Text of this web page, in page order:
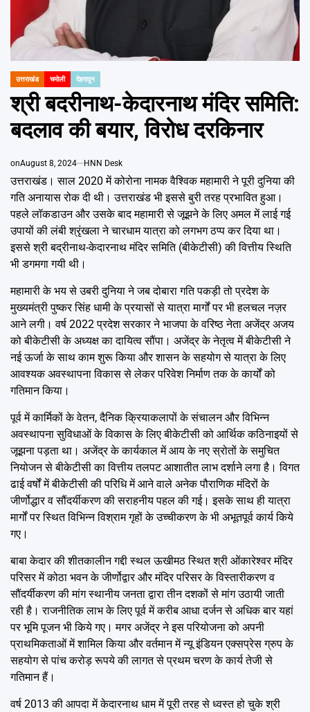
POSTED
उत्तराखंड चमोली देहरादून
श्री बदरीनाथ-केदारनाथ मंदिर समिति:
बदलाव की बयार, विरोध दरकिनार
onAugust 8, 2024 HNN Desk
उत्तराखंड। साल 2020 में कोरोना नामक वैश्विक महामारी ने पूरी दुनिया की
गति अनायास रोक दी थी। उत्तराखंड भी इससे बुरी तरह प्रभावित हुआ।
पहले लॉकडाउन और उसके बाद महामारी से जूझने के लिए अमल में लाई गई
उपायों की लंबी श्रृंखला ने चारधाम यात्रा को लगभग ठप्प कर दिया था।
इससे श्री बद्रीनाथ-केदारनाथ मंदिर समिति (बीकेटीसी) की वित्तीय स्थिति
भी डगमगा गयी थी।
महामारी के भय से उबरी दुनिया ने जब दोबारा गति पकड़ी तो प्रदेश के
मुख्यमंत्री पुष्कर सिंह धामी के प्रयासों से यात्रा मार्गों पर भी हलचल नज़र
आने लगी। वर्ष 2022 प्रदेश सरकार ने भाजपा के वरिष्ठ नेता अजेंद्र अजय
को बीकेटीसी के अध्यक्ष का दायित्व सौंपा। अजेंद्र के नेतृत्व में बीकेटीसी ने
नई ऊर्जा के साथ काम शुरू किया और शासन के सहयोग से यात्रा के लिए
आवश्यक अवस्थापना विकास से लेकर परिवेश निर्माण तक के कार्यों को
गतिमान किया।
पूर्व में कार्मिकों के वेतन, दैनिक क्रियाकलापों के संचालन और विभिन्न
अवस्थापना सुविधाओं के विकास के लिए बीकेटीसी को आर्थिक कठिनाइयों से
जूझना पड़ता था। अजेंद्र के कार्यकाल में आय के नए स्रोतों के समुचित
नियोजन से बीकेटीसी का वित्तीय तलपट आशातीत लाभ दर्शाने लगा है। विगत
ढाई वर्षों में बीकेटीसी की परिधि में आने वाले अनेक पौराणिक मंदिरों के
जीर्णोद्धार व सौंदर्यीकरण की सराहनीय पहल की गई। इसके साथ ही यात्रा
मार्गों पर स्थित विभिन्न विश्राम गृहों के उच्चीकरण के भी अभूतपूर्व कार्य किये
गए।
बाबा केदार की शीतकालीन गद्दी स्थल ऊखीमठ स्थित श्री ओंकारेश्वर मंदिर
परिसर में कोठा भवन के जीर्णोद्वार और मंदिर परिसर के विस्तारीकरण व
सौंदर्यीकरण की मांग स्थानीय जनता द्वारा तीन दशकों से मांग उठायी जाती
रही है। राजनीतिक लाभ के लिए पूर्व में करीब आधा दर्जन से अधिक बार यहां
पर भूमि पूजन भी किये गए। मगर अजेंद्र ने इस परियोजना को अपनी
प्राथमिकताओं में शामिल किया और वर्तमान में न्यू इंडियन एक्सप्रेस ग्रुप के
सहयोग से पांच करोड़ रूपये की लागत से प्रथम चरण के कार्य तेजी से
गतिमान हैं।
वर्ष 2013 की आपदा में केदारनाथ धाम में पूरी तरह से ध्वस्त हो चुके श्री